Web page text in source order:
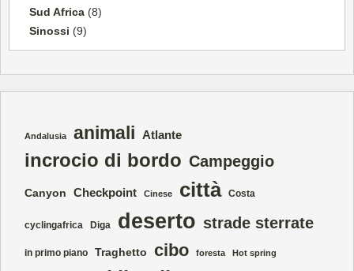
Sud Africa (8)
Sinossi (9)
Andalusia animali Atlante
incrocio di bordo Campeggio
Canyon Checkpoint Cinese città Costa
cyclingafrica Diga deserto strade sterrate
in primo piano Traghetto cibo foresta Hot spring